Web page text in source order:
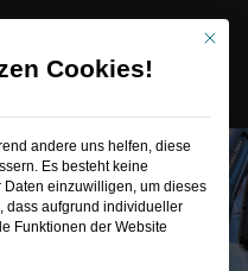
Mit
Cookies!
andere uns helfen, diese
Es besteht keine
einzuwilligen, um dieses
dass aufgrund individueller
Funktionen der Website